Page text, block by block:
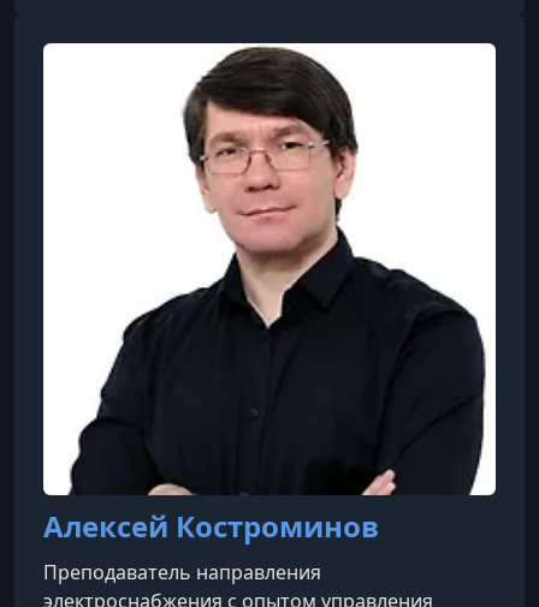
управления домами, квартирами и
коммерческими объектами. Компания
работает с решениями для освещения,
климата, безопасности и комплексной
автоматизации, предлагая оборудование
различных производителей и консультации по
Алексей Костроминов
Преподаватель направления
электроснабжения с опытом управления